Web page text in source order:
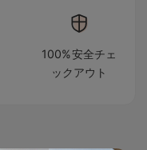
100%安全チェ
ックアウト